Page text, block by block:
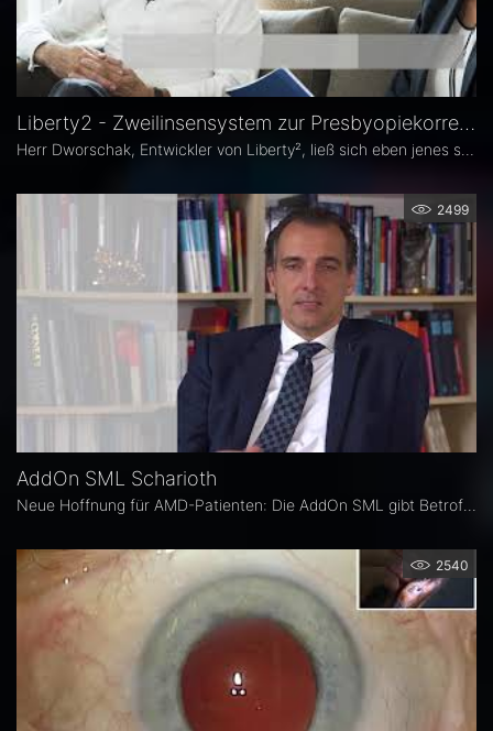
Liberty2 - Zweilinsensystem zur Presbyopiekorrektur: Erfahrungsbericht Rüdiger Dworschak
2499
AddOn SML Scharioth
2540